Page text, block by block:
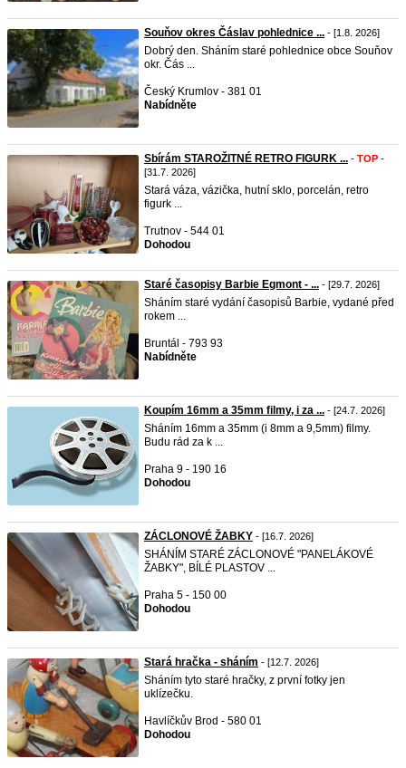
Souňov okres Čáslav pohlednice ... - [1.8. 2026]
Dobrý den. Sháním staré pohlednice obce Souňov
okr. Čás ...
Český Krumlov - 381 01
Nabídněte
Sbírám STAROŽITNÉ RETRO FIGURK ... - TOP -
[31.7. 2026]
Stará váza, vázička, hutní sklo, porcelán, retro
figurk ...
Trutnov - 544 01
Dohodou
Staré časopisy Barbie Egmont - ... - [29.7. 2026]
Sháním staré vydání časopisů Barbie, vydané před
rokem ...
Bruntál - 793 93
Nabídněte
Koupím 16mm a 35mm filmy, i za ... - [24.7. 2026]
Sháním 16mm a 35mm (i 8mm a 9,5mm) filmy.
Budu rád za k ...
Praha 9 - 190 16
Dohodou
ZÁCLONOVÉ ŽABKY - [16.7. 2026]
SHÁNÍM STARÉ ZÁCLONOVÉ "PANELÁKOVÉ
ŽABKY", BÍLÉ PLASTOV ...
Praha 5 - 150 00
Dohodou
Stará hračka - sháním - [12.7. 2026]
Sháním tyto staré hračky, z první fotky jen
uklízečku.
Havlíčkův Brod - 580 01
Dohodou